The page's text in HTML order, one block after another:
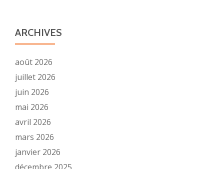
ARCHIVES
août 2026
juillet 2026
juin 2026
mai 2026
avril 2026
mars 2026
janvier 2026